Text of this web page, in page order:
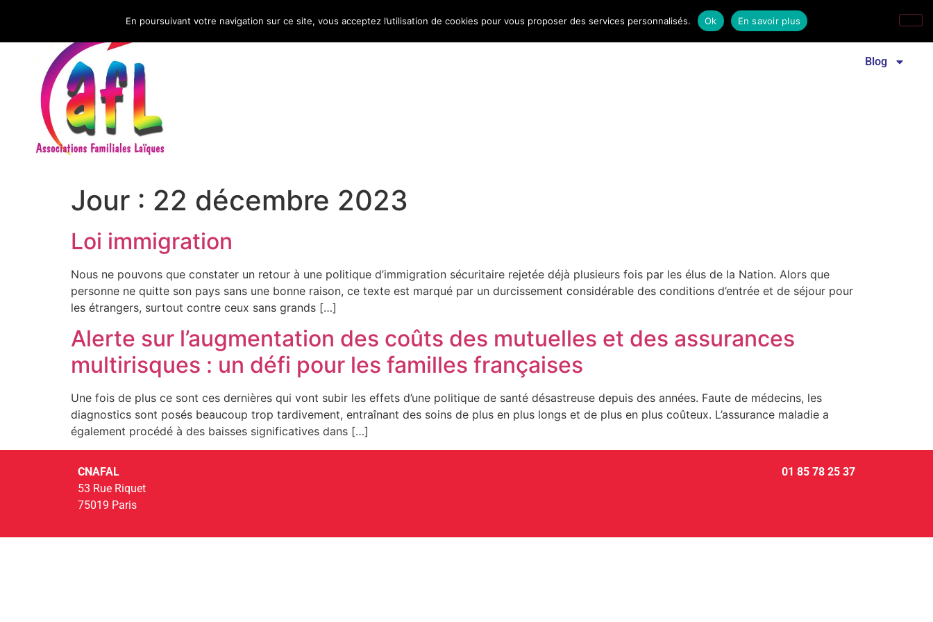
CNAFAL Bulletin d’information Infos conso Consomag Revue familles laïques Communiqué de presse
Blog
Jour : 22 décembre 2023
Loi immigration
Nous ne pouvons que constater un retour à une politique d’immigration sécuritaire rejetée déjà plusieurs fois par les élus de la Nation. Alors que
personne ne quitte son pays sans une bonne raison, ce texte est marqué par un durcissement considérable des conditions d’entrée et de séjour pour
les étrangers, surtout contre ceux sans grands […]
Alerte sur l’augmentation des coûts des mutuelles et des assurances
multirisques : un défi pour les familles françaises
Une fois de plus ce sont ces dernières qui vont subir les effets d’une politique de santé désastreuse depuis des années. Faute de médecins, les
diagnostics sont posés beaucoup trop tardivement, entraînant des soins de plus en plus longs et de plus en plus coûteux. L’assurance maladie a
également procédé à des baisses significatives dans […]
CNAFAL
53 Rue Riquet
75019 Paris
01 85 78 25 37
En poursuivant votre navigation sur ce site, vous acceptez l’utilisation de cookies pour vous proposer des services personnalisés. Ok En savoir plus